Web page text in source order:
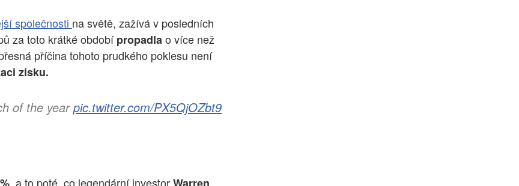
společnosti na světě, zažívá v posledních
za toto krátké obdobípropadlao více než
příčina tohoto prudkého poklesu není
zisku.
of the yearpic.twitter.com/PX5QjOZbt9
, a to poté, co legendární investorWarren